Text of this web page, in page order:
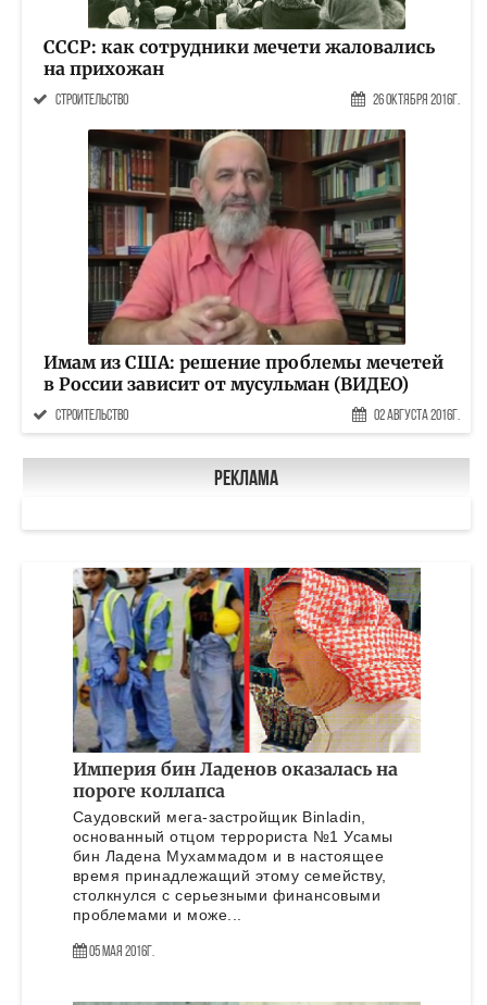
СССР: как сотрудники мечети жаловались
на прихожан
строительство 26 Октября 2016г.
Имам из США: решение проблемы мечетей
в России зависит от мусульман (ВИДЕО)
строительство 02 Августа 2016г.
Реклама
Империя бин Ладенов оказалась на
пороге коллапса
Саудовский мега-застройщик Binladin,
основанный отцом террориста №1 Усамы
бин Ладена Мухаммадом и в настоящее
время принадлежащий этому семейству,
столкнулся с серьезными финансовыми
проблемами и може...
05 Мая 2016г.